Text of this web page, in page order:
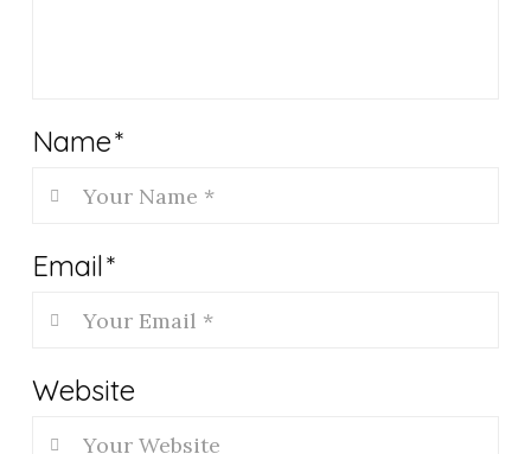
Name*
Email*
Website